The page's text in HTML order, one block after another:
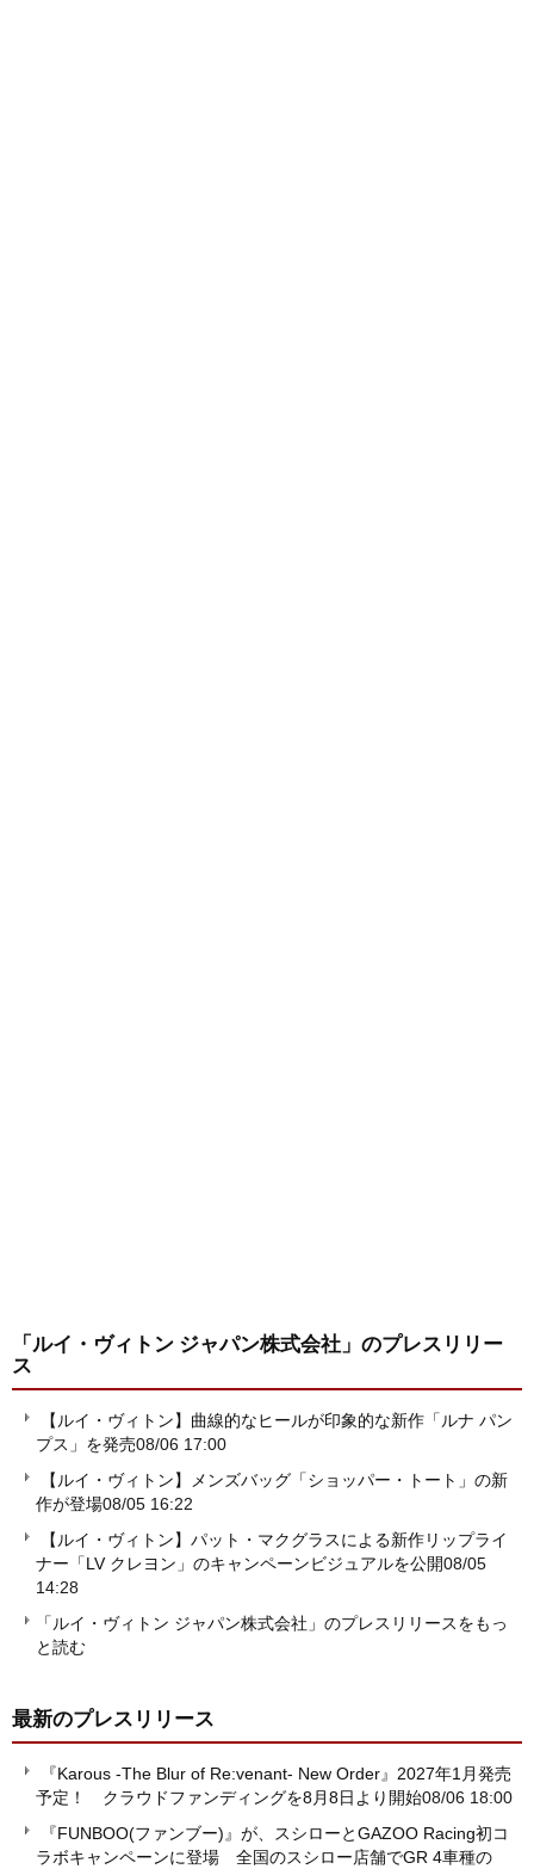
「ルイ・ヴィトン ジャパン株式会社」 のプレスリリー
ス
【ルイ・ヴィトン】曲線的なヒールが印象的な新作「ルナ パン
プス」を発売08/06 17:00
【ルイ・ヴィトン】メンズバッグ「ショッパー・トート」の新
作が登場08/05 16:22
【ルイ・ヴィトン】パット・マクグラスによる新作リップライ
ナー「LV クレヨン」のキャンペーンビジュアルを公開08/05
14:28
「ルイ・ヴィトン ジャパン株式会社」のプレスリリースをもっ
と読む
最新のプレスリリース
『Karous -The Blur of Re:venant- New Order』2027年1月発売
予定！ クラウドファンディングを8月8日より開始08/06 18:00
『FUNBOO(ファンブー)』が、スシローとGAZOO Racing初コ
ラボキャンペーンに登場 全国のスシロー店舗でGR 4車種の